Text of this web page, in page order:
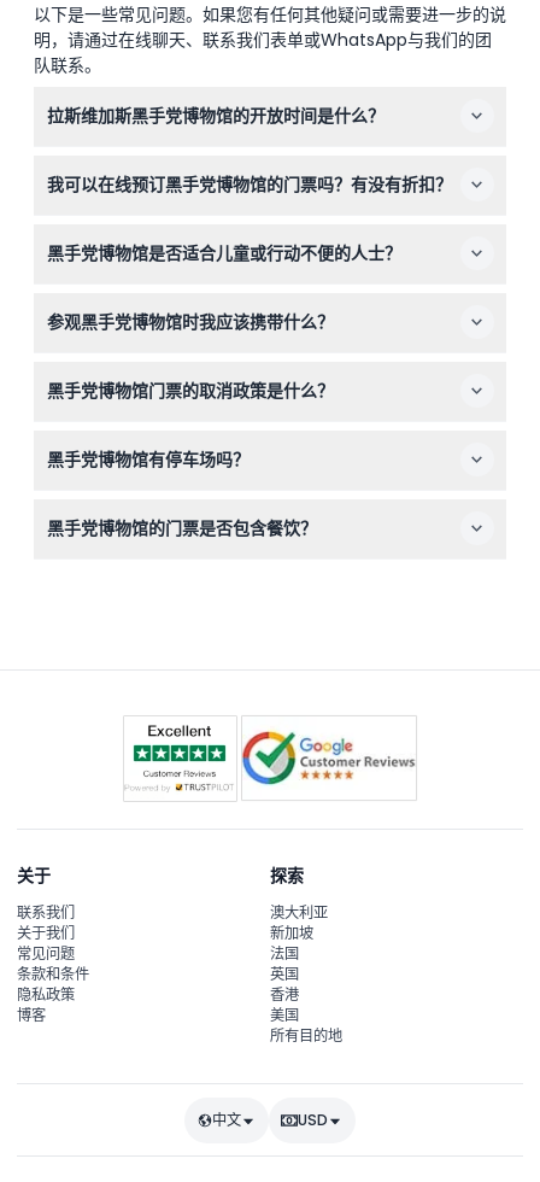
以下是一些常见问题。如果您有任何其他疑问或需要进一步的说
明，请通过在线聊天、联系我们表单或WhatsApp与我们的团
队联系。
拉斯维加斯黑手党博物馆的开放时间是什么？
后入场时间为晚上7:00（时间可能会有所变动——请在预订
我可以在线预订黑手党博物馆的门票吗？有没有折扣？
学生、执法人员和军人可享受折扣。
黑手党博物馆是否适合儿童或行动不便的人士？
行，适合家庭及行动不便的游客参观。
参观黑手党博物馆时我应该携带什么？
参观展览，并携带预购的门票入场。
黑手党博物馆门票的取消政策是什么？
门票。
黑手党博物馆有停车场吗？
停车选择。
黑手党博物馆的门票是否包含餐饮？
关于
联系我们
关于我们
常见问题
条款和条件
隐私政策
博客
探索
澳大利亚
新加坡
法国
英国
香港
美国
所有目的地
中文 USD